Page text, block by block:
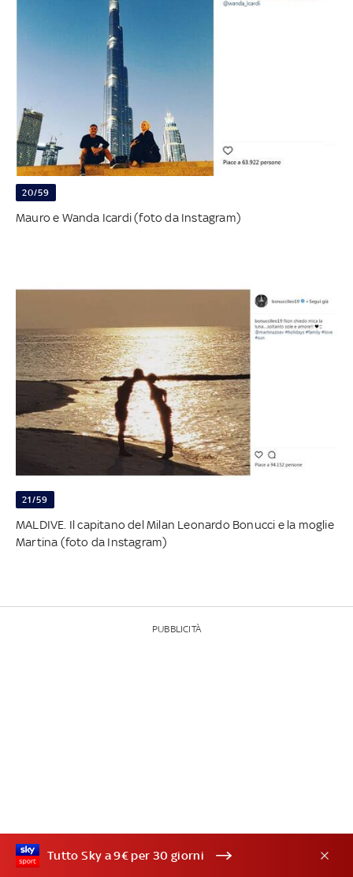
20/59
Mauro e Wanda Icardi (foto da Instagram)
21/59
MALDIVE. Il capitano del Milan Leonardo Bonucci e la moglie
Martina (foto da Instagram)
PUBBLICITÀ
Tutto Sky a 9€ per 30 giorni